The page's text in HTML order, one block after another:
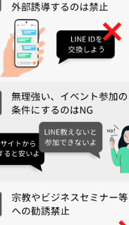
新しい友達ができる
ンドが広がる
愛”を思いっきり語れる✨
ださい。
き抜き・しつこいナンパ・暴
為
、画像のSNSへの投稿
が参加者様としてふさわし
合がございます。